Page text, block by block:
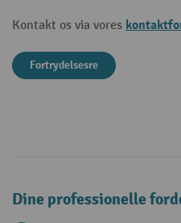
Kontakt os via vores
Fortrydelsesre
Dine professionelle